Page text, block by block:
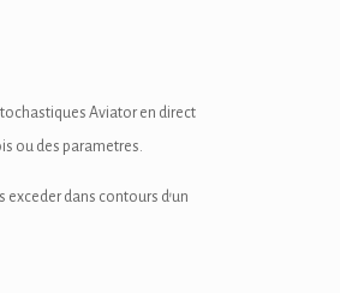
Aviator en direct
ou des parametres.
dans contours d’un